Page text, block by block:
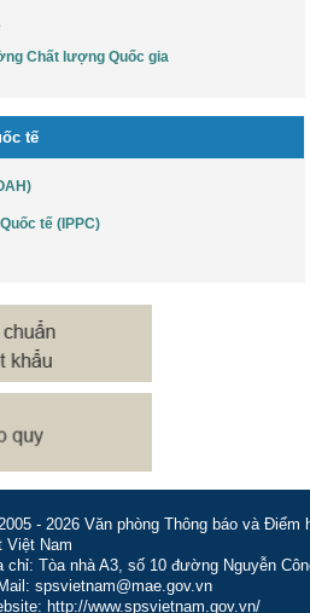
Chất lượng Quốc gia
tế
tế (IPPC)
- 2026 Văn phòng Thông báo và
Việt Nam
chỉ: Tòa nhà A3, số 10 đường Nguyễn
spsvietnam@mae.gov.vn
http://www.spsvietnam.gov.vn/